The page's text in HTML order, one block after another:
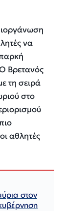
να
Βρετανός
τη σειρά
στο
αθλητές
στον